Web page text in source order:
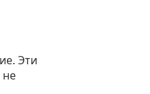
Эти
не